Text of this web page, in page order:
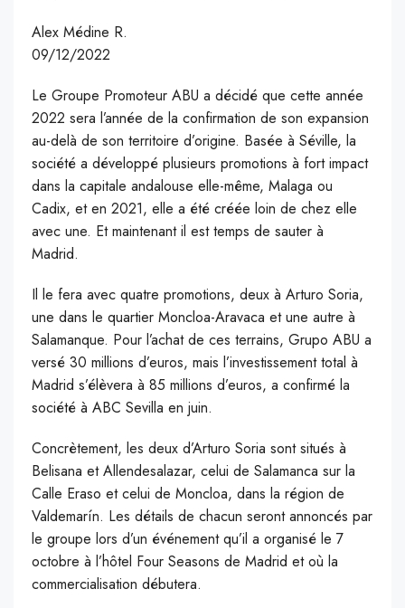
Alex Médine R.
09/12/2022
Le Groupe Promoteur ABU a décidé que cette année
2022 sera l’année de la confirmation de son expansion
au-delà de son territoire d’origine. Basée à Séville, la
société a développé plusieurs promotions à fort impact
dans la capitale andalouse elle-même, Malaga ou
Cadix, et en 2021, elle a été créée loin de chez elle
avec une. Et maintenant il est temps de sauter à
Madrid.
Il le fera avec quatre promotions, deux à Arturo Soria,
une dans le quartier Moncloa-Aravaca et une autre à
Salamanque. Pour l’achat de ces terrains, Grupo ABU a
versé 30 millions d’euros, mais l’investissement total à
Madrid s’élèvera à 85 millions d’euros, a confirmé la
société à ABC Sevilla en juin.
Concrètement, les deux d’Arturo Soria sont situés à
Belisana et Allendesalazar, celui de Salamanca sur la
Calle Eraso et celui de Moncloa, dans la région de
Valdemarín. Les détails de chacun seront annoncés par
le groupe lors d’un événement qu’il a organisé le 7
octobre à l’hôtel Four Seasons de Madrid et où la
commercialisation débutera.